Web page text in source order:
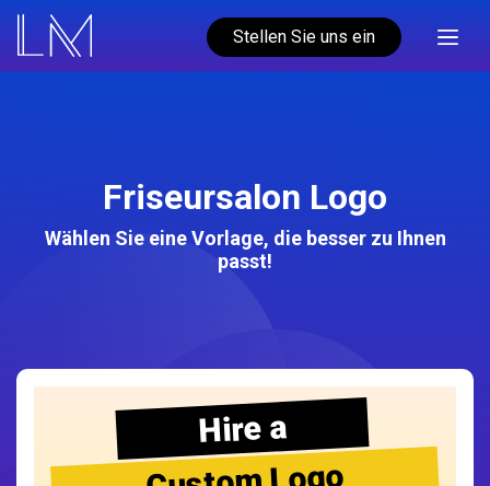
Stellen Sie uns ein
Friseursalon Logo
Wählen Sie eine Vorlage, die besser zu Ihnen
passt!
Hire a